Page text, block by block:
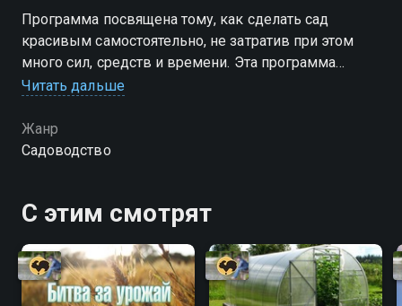
Программа посвящена тому, как сделать сад
красивым самостоятельно, не затратив при этом
много сил, средств и времени. Эта программа
содержит "формулу дизайна", следуя которой вы
мечты самым кратчайшим путём
Читать дальше
Жанр
Садоводство
С этим смотрят